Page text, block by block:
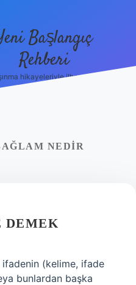
Başlangıç
Rehberi
hikayeleriyle ilham bul!
NEDIR
DEMEK
ifadenin (kelime, ifade
bunlardan başka